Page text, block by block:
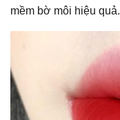
mềm bờ môi hiệu quả.